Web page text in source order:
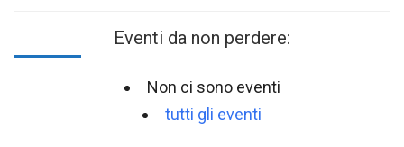
Eventi da non perdere:
Non ci sono eventi
tutti gli eventi